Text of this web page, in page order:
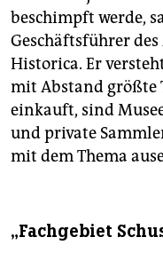
beschimpft werde,
Geschäftsführer
Historica. Er
mit Abstand größte
einkauft, sind
und private
mit dem Thema
„Fachgebiet